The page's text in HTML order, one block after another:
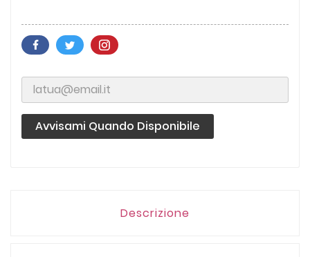
Avvisami Quando Disponibile
Descrizione